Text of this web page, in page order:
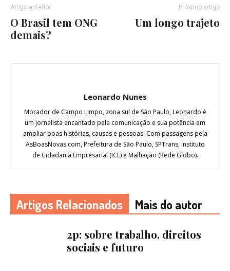
Artigo anterior
O Brasil tem ONG
demais?
Próximo artigo
Um longo trajeto
Leonardo Nunes
Morador de Campo Limpo, zona sul de São Paulo, Leonardo é
um jornalista encantado pela comunicação e sua potência em
ampliar boas histórias, causas e pessoas. Com passagens pela
AsBoasNovas.com, Prefeitura de São Paulo, SPTrans, Instituto
de Cidadania Empresarial (ICE) e Malhação (Rede Globo).
Artigos Relacionados Mais do autor
2p: sobre trabalho, direitos
sociais e futuro